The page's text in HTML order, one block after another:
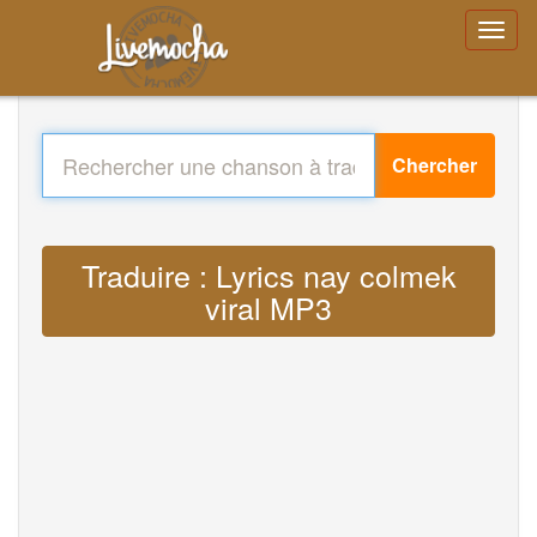
Chercher
Traduire : Lyrics nay colmek
viral MP3